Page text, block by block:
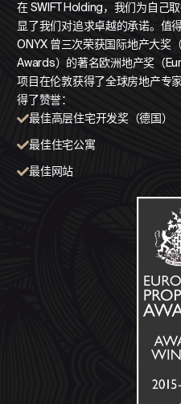
在 SWIFT Holding，我们为自己
显了我们对追求卓越的承诺。值
ONYX 曾三次荣获国际地产大奖
Awards）的著名欧洲地产奖（
项目在伦敦获得了全球房地产专
得了赞誉：
最佳高层住宅开发奖（德国）
最佳住宅公寓
最佳网站